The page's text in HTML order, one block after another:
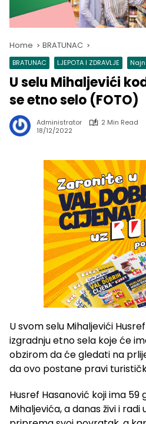
Home BRATUNAC
BRATUNAC LJEPOTA I ZDRAVLJE
U selu Mihaljevići
se etno selo (FOTO)
Administrator
2 Min Read
18/12/2022
U svom selu Mihaljevići
izgradnju etno sela koje će
obzirom da će gledati na
da ovo postane pravi
Husref Hasanović koji ima 59
Mihaljevića, a danas živi i